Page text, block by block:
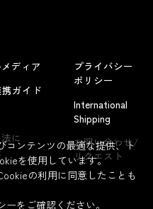
よくあるお問い合わせ
ディア
携ガイド
に
プライバシー
ポリシー
International
Shipping
お問い合わせ/
リクエスト
コンテンツの最適な提供、ト
を使用しています。
の利用に同意したことも
ーをご確認ください。